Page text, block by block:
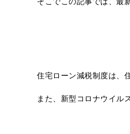
住宅ローン減税制度は、
また、新型コロナウイル